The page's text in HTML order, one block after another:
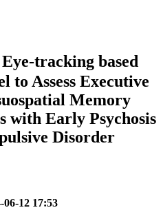
tracking based
to Assess Executive
Memory
with Early Psychosis
Disorder
06-12 17:53